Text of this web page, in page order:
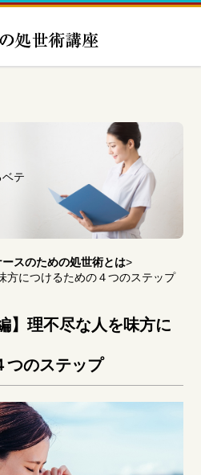
テ
ースのための処世術とは>
方につけるための４つのステップ
】理不尽な人を味方に
つのステップ